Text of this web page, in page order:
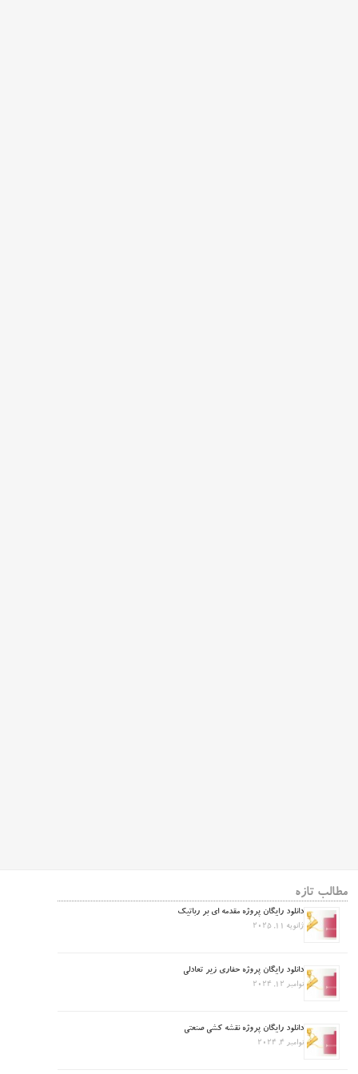
مطالب تازه
دانلود رایگان پروژه مقدمه ای بر رباتیک
ژانویه 11, 2025
دانلود رایگان پروژه حفاری زیر تعادلی
نوامبر 12, 2024
دانلود رایگان پروژه نقشه کشی صنعتی
نوامبر 4, 2024